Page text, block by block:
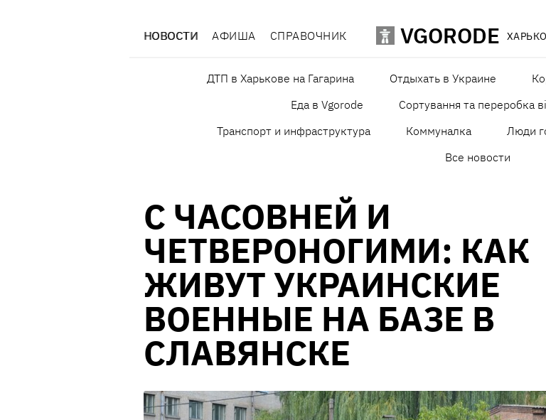
НОВОСТИ АФИША СПРАВОЧНИК VGORODE
ДТП в Харькове на Гагарина Отдыхать в Украине
Еда в Vgorode
Сортування та переробка
Транспорт и инфраструктура
Коммуналка Люди
Все новости
С ЧАСОВНЕЙ И
ЧЕТВЕРОНОГИМИ: КАК
ЖИВУТ УКРАИНСКИЕ
ВОЕННЫЕ НА БАЗЕ В
СЛАВЯНСКЕ